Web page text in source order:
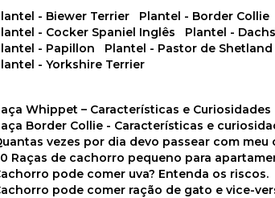
Plantel - Biewer Terrier
Plantel - Border Collie
Plantel - Cocker Spaniel Inglês
Plantel -
Plantel - Papillon
Plantel - Pastor de Shetland
Plantel - Yorkshire Terrier
Raça Whippet – Características e Curiosidades
Raça Border Collie - Características e
Quantas vezes por dia devo passear com meu
20 Raças de cachorro pequeno para
Cachorro pode comer uva? Entenda os riscos.
Cachorro pode comer ração de gato e vice-